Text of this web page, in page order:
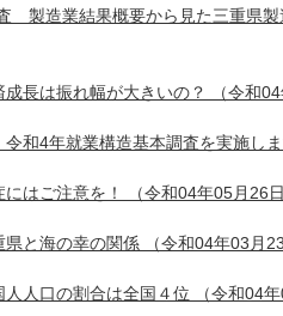
製造業結果概要から見た三重県製
長は振れ幅が大きいの？ （令和
和4年就業構造基本調査を実施し
はご注意を！ （令和04年05月26日
と海の幸の関係 （令和04年03月23
人口の割合は全国４位 （令和04